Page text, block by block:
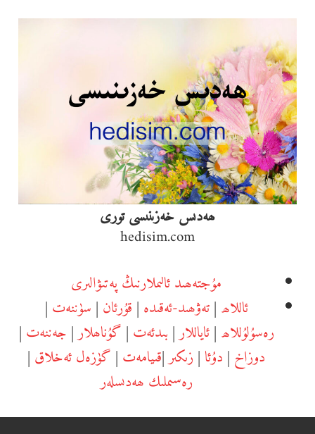
Skip
content
ھەدىس خەزىنىسى تورى
hedisim.com
مۇجتەھىد ئالىملارنىڭ پەتىۋالىرى
ئاللاھ|تەۋھىد-ئەقىدە|قۇرئان|سۈننەت|
رەسۇلۇللاھ|ئاياللار|بىدئەت|گۇناھلار|جەننەت|
دوزاخ|دۇئا|زىكىر|قىيامەت|گۈزەل ئەخلاق|
رەسىملىك ھەدىسلەر